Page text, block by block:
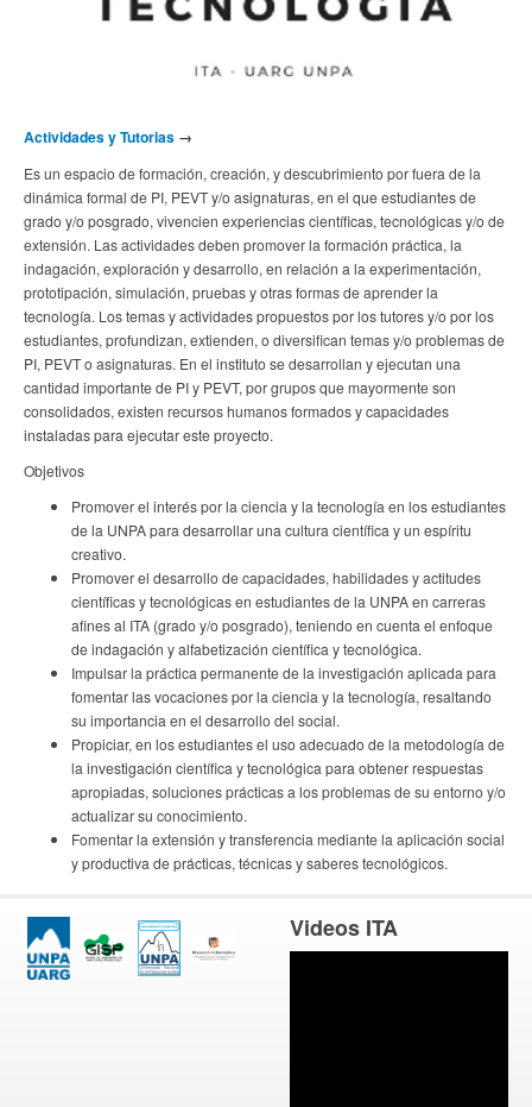
Actividades y Tutorias →
Es un espacio de formación, creación, y descubrimiento por fuera de la
dinámica formal de PI, PEVT y/o asignaturas, en el que estudiantes de
grado y/o posgrado, vivencien experiencias científicas, tecnológicas y/o de
extensión. Las actividades deben promover la formación práctica, la
indagación, exploración y desarrollo, en relación a la experimentación,
prototipación, simulación, pruebas y otras formas de aprender la
tecnología. Los temas y actividades propuestos por los tutores y/o por los
estudiantes, profundizan, extienden, o diversifican temas y/o problemas de
PI, PEVT o asignaturas. En el instituto se desarrollan y ejecutan una
cantidad importante de PI y PEVT, por grupos que mayormente son
consolidados, existen recursos humanos formados y capacidades
instaladas para ejecutar este proyecto.
Objetivos
Promover el interés por la ciencia y la tecnología en los estudiantes
de la UNPA para desarrollar una cultura científica y un espíritu
creativo.
Promover el desarrollo de capacidades, habilidades y actitudes
científicas y tecnológicas en estudiantes de la UNPA en carreras
afines al ITA (grado y/o posgrado), teniendo en cuenta el enfoque
de indagación y alfabetización científica y tecnológica.
Impulsar la práctica permanente de la investigación aplicada para
fomentar las vocaciones por la ciencia y la tecnología, resaltando
su importancia en el desarrollo del social.
Propiciar, en los estudiantes el uso adecuado de la metodología de
la investigación científica y tecnológica para obtener respuestas
apropiadas, soluciones prácticas a los problemas de su entorno y/o
actualizar su conocimiento.
Fomentar la extensión y transferencia mediante la aplicación social
y productiva de prácticas, técnicas y saberes tecnológicos.
Videos ITA